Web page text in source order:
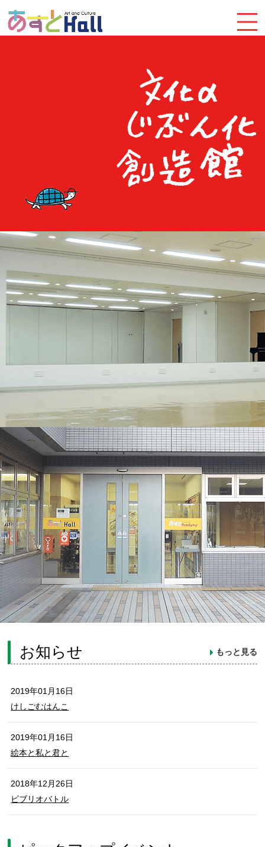
お知らせ もっと見る
2019年01月16日
けしごむはんこ
2019年01月16日
絵本と私と君と
2018年12月26日
ビブリオバトル